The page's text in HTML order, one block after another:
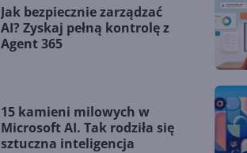
Jak bezpiecznie zarządzać
AI? Zyskaj pełną kontrolę z
Agent 365
15 kamieni milowych w
Microsoft AI. Tak rodziła się
sztuczna inteligencja